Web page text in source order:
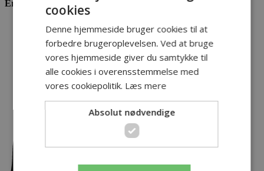
Er du lejer cookies
Denne hjemmeside bruger cookies til at
forbedre brugeroplevelsen. Ved at bruge
vores hjemmeside giver du samtykke til
alle cookies i overensstemmelse med
vores cookiepolitik. Læs mere
Absolut nødvendige